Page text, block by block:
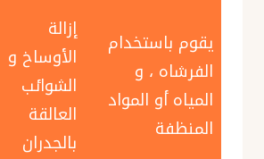
يقوم باستخدام
الفرشاه ، و
المياه أو المواد
المنظفة
إزالة
الأوساخ و
الشوائب
العالقة
بالجدران